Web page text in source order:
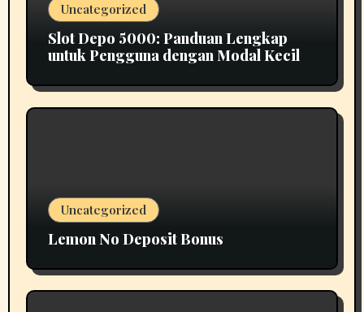
Uncategorized
Slot Depo 5000: Panduan Lengkap
untuk Pengguna dengan Modal Kecil
Uncategorized
Lemon No Deposit Bonus